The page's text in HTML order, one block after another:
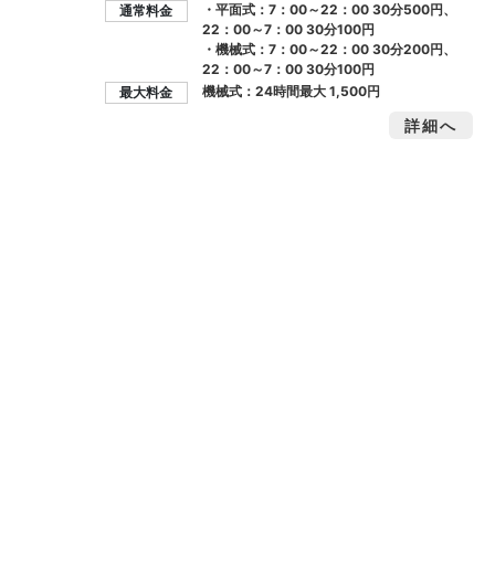
通常料金
・平面式：7：00～22：00 30分500円、
22：00～7：00 30分100円
・機械式：7：00～22：00 30分200円、
22：00～7：00 30分100円
最大料金
機械式：24時間最大1,500円
詳細へ